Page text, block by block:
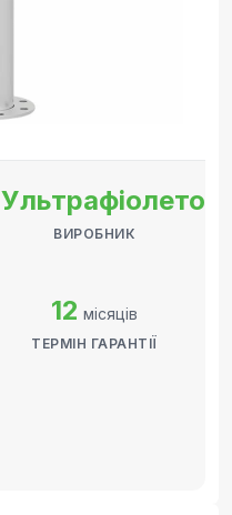
ВИРОБНИК
12 місяців
ТЕРМІН ГАРАНТІЇ